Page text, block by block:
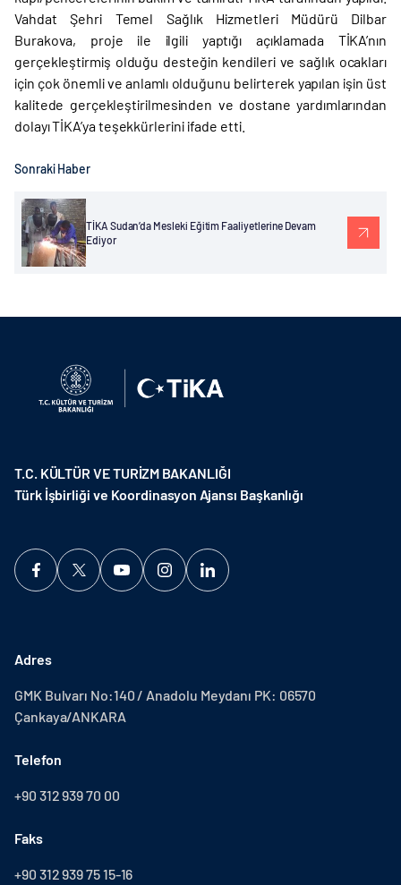
Vahdat Şehri Temel Sağlık Hizmetleri Müdürü Dilbar
Burakova, proje ile ilgili yaptığı açıklamada TİKA’nın
gerçekleştirmiş olduğu desteğin kendileri ve sağlık ocakları
için çok önemli ve anlamlı olduğunu belirterek yapılan işin üst
kalitede gerçekleştirilmesinden ve dostane yardımlarından
dolayı TİKA’ya teşekkürlerini ifade etti.
Sonraki Haber
TİKA Sudan’da Mesleki Eğitim Faaliyetlerine Devam
Ediyor
T.C. KÜLTÜR VE TURİZM BAKANLIĞI
Türk İşbirliği ve Koordinasyon Ajansı Başkanlığı
Adres
GMK Bulvarı No:140 / Anadolu Meydanı PK: 06570
Çankaya/ANKARA
Telefon
+90 312 939 70 00
Faks
+90 312 939 75 15-16